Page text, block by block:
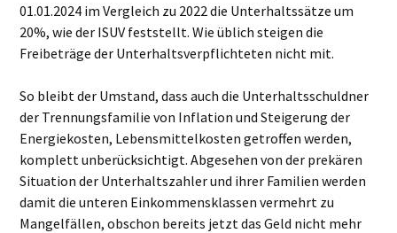
01.01.2024 im Vergleich zu 2022 die Unterhaltssätze um
20%, wie der ISUV feststellt. Wie üblich steigen die
Freibeträge der Unterhaltsverpflichteten nicht mit.
So bleibt der Umstand, dass auch die Unterhaltsschuldner
der Trennungsfamilie von Inflation und Steigerung der
Energiekosten, Lebensmittelkosten getroffen werden,
komplett unberücksichtigt. Abgesehen von der prekären
Situation der Unterhaltszahler und ihrer Familien werden
damit die unteren Einkommensklassen vermehrt zu
Mangelfällen, obschon bereits jetzt das Geld nicht mehr